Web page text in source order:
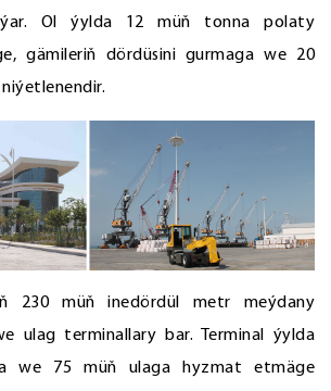
Ol ýylda 12 müň tonna polaty
gämileriň dördüsini gurmaga we 20
230 müň inedördül metr meýdany
ulag terminallary bar. Terminal ýylda
we 75 müň ulaga hyzmat etmäge